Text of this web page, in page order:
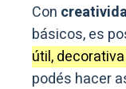
Con
básicos, es
útil,
podés hacer